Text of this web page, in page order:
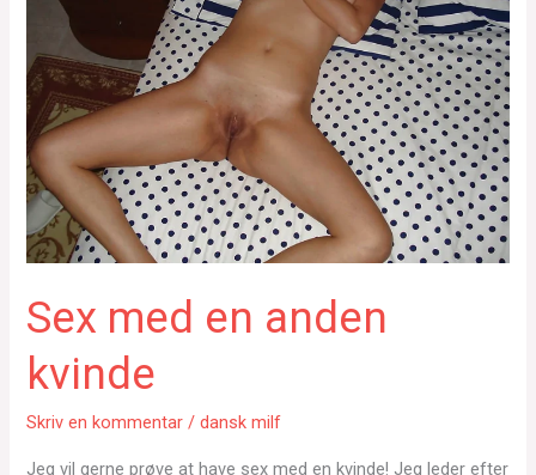
Sex med en anden
kvinde
Skriv en kommentar /dansk milf
Jeg vil gerne prøve at have sex med en kvinde! Jeg leder efter